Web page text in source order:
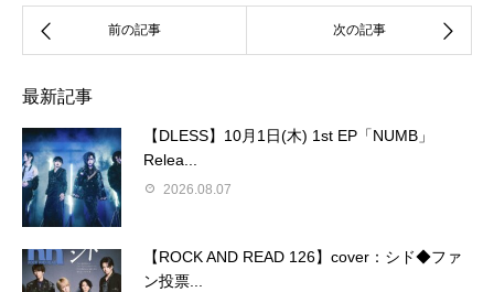
最新記事
【DLESS】10月1日(木) 1st EP「NUMB」
Relea...
2026.08.07
【ROCK AND READ 126】cover：シド◆ファ
ン投票...